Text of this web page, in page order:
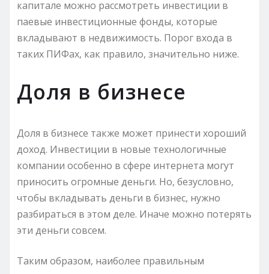
капитале можно рассмотреть инвестиции в
паевые инвестиционные фонды, которые
вкладывают в недвижимость. Порог входа в
таких ПИФах, как правило, значительно ниже.
Доля в бизнесе
Доля в бизнесе также может принести хороший
доход. Инвестиции в новые технологичные
компании особенно в сфере интернета могут
приносить огромные деньги. Но, безусловно,
чтобы вкладывать деньги в бизнес, нужно
разбираться в этом деле. Иначе можно потерять
эти деньги совсем.
Таким образом, наиболее правильным